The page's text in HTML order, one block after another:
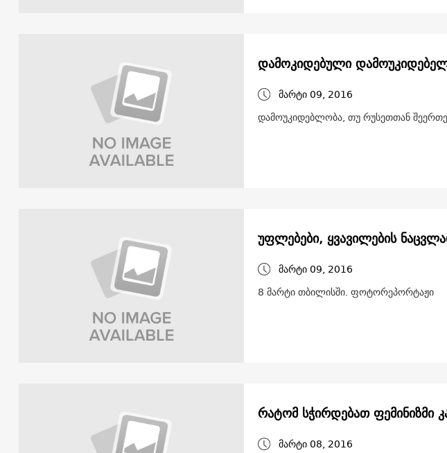
დამოკიდებული
მარტი 09, 2016
დამოუკიდებლობა, თუ რუსეთთან
უფლებები, ყვავილების
მარტი 09, 2016
8 მარტი თბილისში. ფოტორეპორტაჟი
რატომ სჭირდებათ ფემინიზმი
მარტი 08, 2016